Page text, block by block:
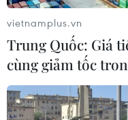
07/08/2026 12:26
Ban đại diện cha mẹ
được tự đặt các
đóng góp
07/08/2026 10:30
vietnamplus.vn
Trung Quốc: Giá
cùng giảm tốc